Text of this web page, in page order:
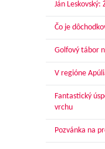
Ján
Čo je
Golfový tábor
V regióne
Fantastický
vrchu
Pozvánka na